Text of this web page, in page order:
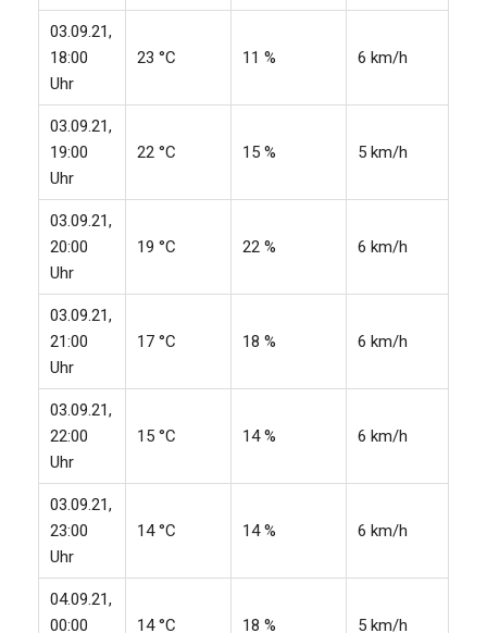
03.09.21,
18:00
Uhr
23 °C 11 % 6 km/h
03.09.21,
19:00
Uhr
22 °C 15 % 5 km/h
03.09.21,
20:00
Uhr
19 °C 22 % 6 km/h
03.09.21,
21:00
Uhr
17 °C 18 % 6 km/h
03.09.21,
22:00
Uhr
15 °C 14 % 6 km/h
03.09.21,
23:00
Uhr
14 °C 14 % 6 km/h
04.09.21,
00:00
14 °C 18 % 5 km/h